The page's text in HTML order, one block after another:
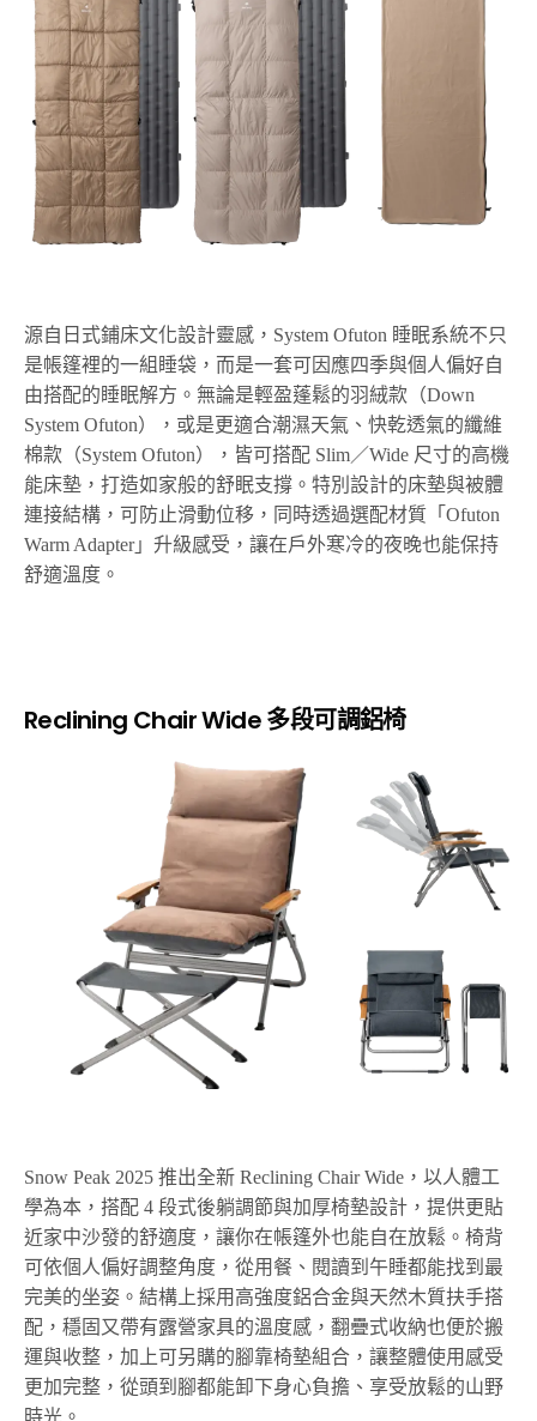
源自日式鋪床文化設計靈感，System Ofuton 睡眠系統不只
是帳篷裡的一組睡袋，而是一套可因應四季與個人偏好自
由搭配的睡眠解方。無論是輕盈蓬鬆的羽絨款（Down
System Ofuton），或是更適合潮濕天氣、快乾透氣的纖維
棉款（System Ofuton），皆可搭配 Slim／Wide 尺寸的高機
能床墊，打造如家般的舒眠支撐。特別設計的床墊與被體
連接結構，可防止滑動位移，同時透過選配材質「Ofuton
Warm Adapter」升級感受，讓在戶外寒冷的夜晚也能保持
舒適溫度。
Reclining Chair Wide 多段可調鋁椅
Snow Peak 2025 推出全新 Reclining Chair Wide，以人體工
學為本，搭配 4 段式後躺調節與加厚椅墊設計，提供更貼
近家中沙發的舒適度，讓你在帳篷外也能自在放鬆。椅背
可依個人偏好調整角度，從用餐、閱讀到午睡都能找到最
完美的坐姿。結構上採用高強度鋁合金與天然木質扶手搭
配，穩固又帶有露營家具的溫度感，翻疊式收納也便於搬
運與收整，加上可另購的腳靠椅墊組合，讓整體使用感受
更加完整，從頭到腳都能卸下身心負擔、享受放鬆的山野